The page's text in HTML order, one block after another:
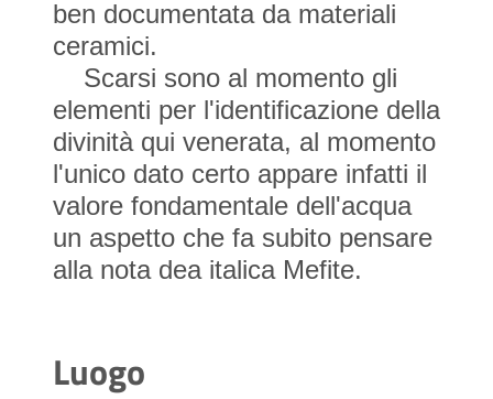
ben documentata da materiali
ceramici.
Scarsi sono al momento gli
elementi per l'identificazione della
divinità qui venerata, al momento
l'unico dato certo appare infatti il
valore fondamentale dell'acqua
un aspetto che fa subito pensare
alla nota dea italica Mefite.
Luogo